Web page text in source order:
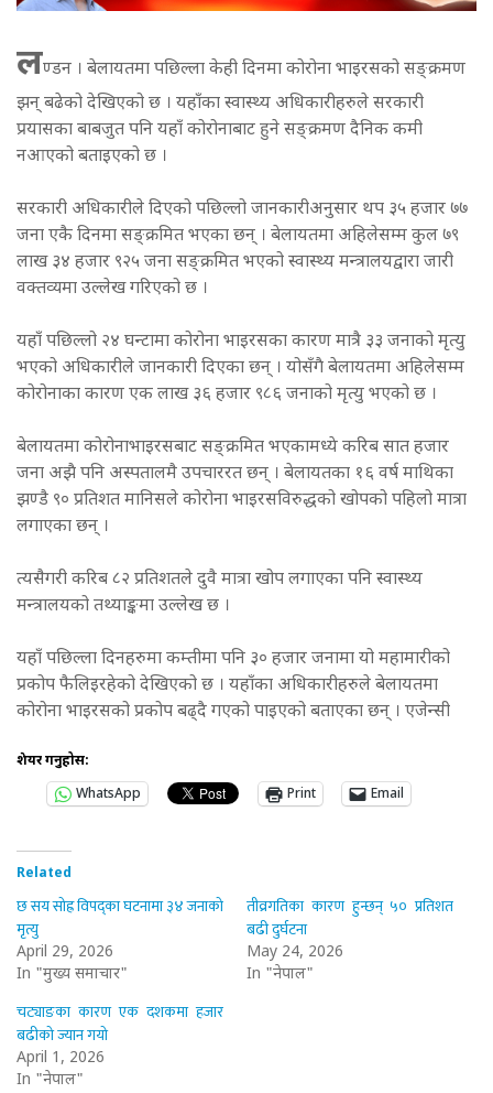
लण्डन । बेलायतमा पछिल्ला केही दिनमा कोरोना भाइरसको सङ्क्रमण
झन् बढेको देखिएको छ । यहाँका स्वास्थ्य अधिकारीहरुले सरकारी
प्रयासका बाबजुत पनि यहाँ कोरोनाबाट हुने सङ्क्रमण दैनिक कमी
नआएको बताइएको छ ।
सरकारी अधिकारीले दिएको पछिल्लो जानकारीअनुसार थप ३५ हजार ७७
जना एकै दिनमा सङ्क्रमित भएका छन् । बेलायतमा अहिलेसम्म कुल ७९
लाख ३४ हजार ९२५ जना सङ्क्रमित भएको स्वास्थ्य मन्त्रालयद्वारा जारी
वक्तव्यमा उल्लेख गरिएको छ ।
यहाँ पछिल्लो २४ घन्टामा कोरोना भाइरसका कारण मात्रै ३३ जनाको मृत्यु
भएको अधिकारीले जानकारी दिएका छन् । योसँगै बेलायतमा अहिलेसम्म
कोरोनाका कारण एक लाख ३६ हजार ९८६ जनाको मृत्यु भएको छ ।
बेलायतमा कोरोनाभाइरसबाट सङ्क्रमित भएकामध्ये करिब सात हजार
जना अझै पनि अस्पतालमै उपचाररत छन् । बेलायतका १६ वर्ष माथिका
झण्डै ९० प्रतिशत मानिसले कोरोना भाइरसविरुद्धको खोपको पहिलो मात्रा
लगाएका छन् ।
त्यसैगरी करिब ८२ प्रतिशतले दुवै मात्रा खोप लगाएका पनि स्वास्थ्य
मन्त्रालयको तथ्याङ्कमा उल्लेख छ ।
यहाँ पछिल्ला दिनहरुमा कम्तीमा पनि ३० हजार जनामा यो महामारीको
प्रकोप फैलिइरहेको देखिएको छ । यहाँका अधिकारीहरुले बेलायतमा
कोरोना भाइरसको प्रकोप बढ्दै गएको पाइएको बताएका छन् । एजेन्सी
शेयर गर्नुहोस:
WhatsApp
Print Email
Related
छ सय सोह्र विपद्का घटनामा ३४ जनाको
मृत्यु
April 29, 2026
In "मुख्य समाचार"
तीव्रगतिका कारण हुन्छन् ५० प्रतिशत
बढी दुर्घटना
May 24, 2026
In "नेपाल"
चट्याङका कारण एक दशकमा हजार
बढीको ज्यान गयो
April 1, 2026
In "नेपाल"